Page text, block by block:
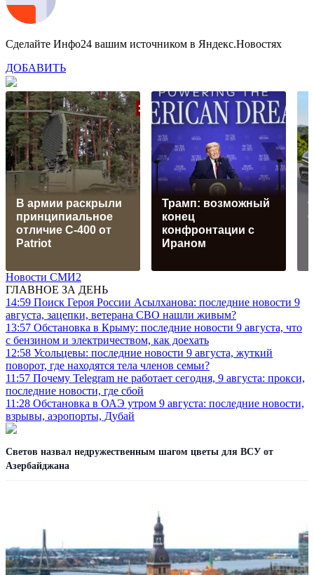
Сделайте Инфо24 вашим источником в Яндекс.Новостях
ДОБАВИТЬ
В армии раскрыли
принципиальное
отличие С-400 от
Patriot
Трамп: возможный
конец
конфронтации с
Ираном
Новости СМИ2
ГЛАВНОЕ ЗА ДЕНЬ
14:59 Поиск Героя России Асылханова: последние новости 9
августа, зацепки, ветерана СВО нашли живым?
13:57 Обстановка в Крыму: последние новости 9 августа, что
с бензином и электричеством, как доехать
12:58 Усольцевы: последние новости 9 августа, жуткий
поворот, где находятся тела членов семьи?
11:57 Почему Telegram не работает сегодня, 9 августа: прокси,
последние новости, где сбой
11:28 Обстановка в ОАЭ утром 9 августа: последние новости,
взрывы, аэропорты, Дубай
Светов назвал недружественным шагом цветы для ВСУ от
Азербайджана